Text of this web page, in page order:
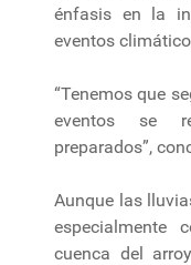
énfasis en la
eventos
“Tenemos que
eventos se
preparados”,
Aunque las
especialmente
cuenca del